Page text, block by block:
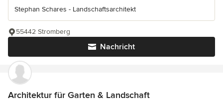
Stephan Schares - Landschaftsarchitekt
Nachricht
55442 Stromberg
Architektur für Garten & Landschaft